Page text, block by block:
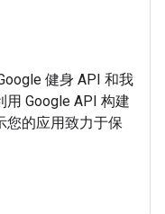
健身 API 和我
Google API 构建
您的应用致力于保